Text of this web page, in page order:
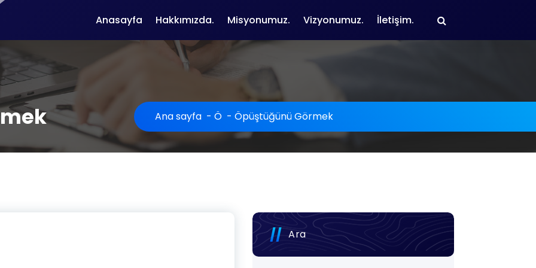
Anasayfa Hakkımızda. Misyonumuz. Vizyonumuz. İletişim.
Ana sayfa - Ö - Öpüştüğünü Görmek
Ara